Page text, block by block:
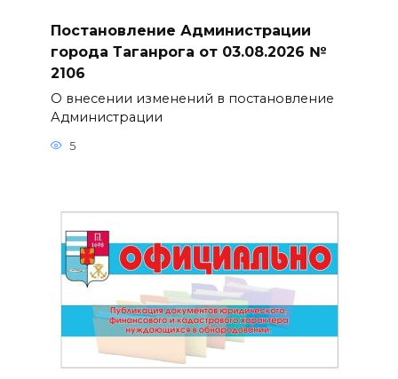
Постановление Администрации
города Таганрога от 03.08.2026 №
2106
О внесении изменений в постановление
Администрации
5